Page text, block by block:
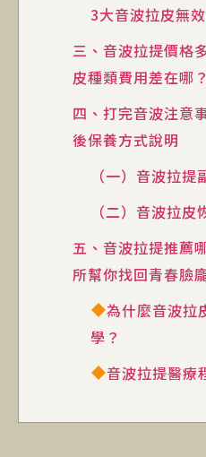
3大音波拉皮無
三、音波拉提價格
皮種類費用差在哪？
四、打完音波注意
後保養方式說明
（一）音波拉提
（二）音波拉
五、音波拉提推薦
所幫你找回青春臉
為什麼音波拉
學？
音波拉提醫療